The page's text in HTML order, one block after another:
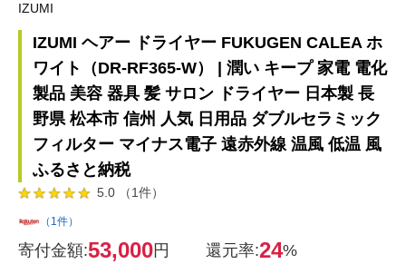
IZUMI
IZUMI ヘアー ドライヤー FUKUGEN CALEA ホ
ワイト（DR-RF365-W） | 潤い キープ 家電 電化
製品 美容 器具 髪 サロン ドライヤー 日本製 長
野県 松本市 信州 人気 日用品 ダブルセラミック
フィルター マイナス電子 遠赤外線 温風 低温 風
ふるさと納税
5.0 （1件）
（1件）
寄付金額:53,000円 還元率:24%